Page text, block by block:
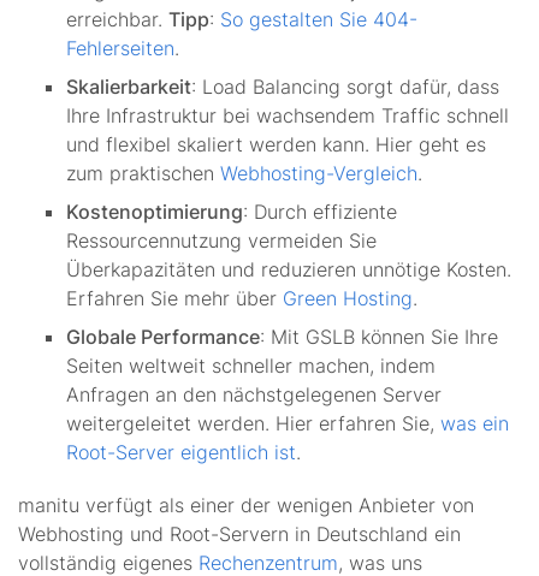
erreichbar. Tipp: So gestalten Sie 404-
Fehlerseiten.
Skalierbarkeit: Load Balancing sorgt dafür, dass
Ihre Infrastruktur bei wachsendem Traffic schnell
und flexibel skaliert werden kann. Hier geht es
zum praktischen Webhosting-Vergleich.
Kostenoptimierung: Durch effiziente
Ressourcennutzung vermeiden Sie
Überkapazitäten und reduzieren unnötige Kosten.
Erfahren Sie mehr über Green Hosting.
Globale Performance: Mit GSLB können Sie Ihre
Seiten weltweit schneller machen, indem
Anfragen an den nächstgelegenen Server
weitergeleitet werden. Hier erfahren Sie, was ein
Root-Server eigentlich ist.
manitu verfügt als einer der wenigen Anbieter von
Webhosting und Root-Servern in Deutschland ein
vollständig eigenes Rechenzentrum, was uns